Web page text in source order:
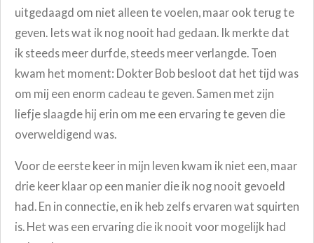
uitgedaagd om niet alleen te voelen, maar ook terug te
geven. Iets wat ik nog nooit had gedaan. Ik merkte dat
ik steeds meer durfde, steeds meer verlangde. Toen
kwam het moment: Dokter Bob besloot dat het tijd was
om mij een enorm cadeau te geven. Samen met zijn
liefje slaagde hij erin om me een ervaring te geven die
overweldigend was.
Voor de eerste keer in mijn leven kwam ik niet een, maar
drie keer klaar op een manier die ik nog nooit gevoeld
had. En in connectie, en ik heb zelfs ervaren wat squirten
is. Het was een ervaring die ik nooit voor mogelijk had